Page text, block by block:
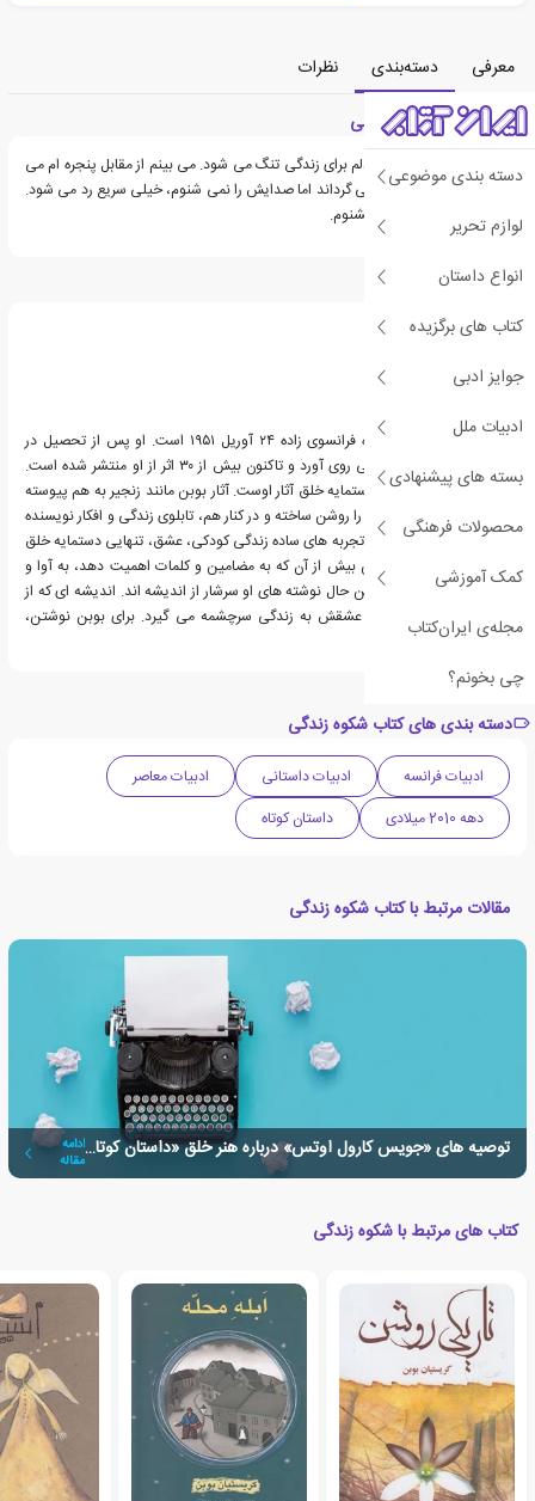
دسته بندی موضوعی
لوازم تحریر
انواع داستان
کتاب های برگزیده
جوایز ادبی
ادبیات ملل
بسته های پیشنهادی
محصولات فرهنگی
کمک آموزشی
مجله‌ی ایران‌کتاب
چی بخونم؟
معرفی دسته‌بندی
نظرات
معرفی کتاب شکوه زندگی
مانی که زندگی می کنم، دلم برای زندگی تنگ می شود. می بینم از مقابل پنجره ام می
گذرد، سرش را به سمتم می گرداند اما صدایش را نمی شنوم، خیلی سریع رد می شود.
می نویسم تا صدایش را بشنوم.
درباره کریستین بوبن
کریستیان بوبن، نویسنده فرانسوی زاده ۲۴ آوریل ۱۹۵۱ است. او پس از تحصیل در
رشته فلسفه به نویسندگی روی آورد و تاکنون بیش از ۳۰ اثر از او منتشر شده است.
کودکی، عشق و تنهایی دستمایه خلق آثار اوست. آثار بوبن مانند زنجیر به هم پیوسته
اند، هر یک تصویر دیگری را روشن ساخته و در کنار هم، تابلوی زندگی و افکار نویسنده
را شکل می دهند. برای او تجربه های ساده زندگی کودکی، عشق، تنهایی دستمایه خلق
آثاری عاشقانه است. بوبن بیش از آن که به مضامین و کلمات اهمیت دهد، به آوا و
لحن کلام می پردازد؛ با این حال نوشته های او سرشار از اندیشه اند. اندیشه ای که از
زندگی عاشقانه اش و از عشقش به زندگی سرچشمه می گیرد. برای بوبن نوشتن،
سراییدن آواهاست.
دسته بندی های کتاب شکوه زندگی
ادبیات فرانسه ادبیات داستانی
ادبیات معاصر
دهه 2010 میلادی
داستان کوتاه
مقالات مرتبط با کتاب شکوه زندگی
توصیه های «جویس کارول اوتس» درباره هنر خلق «داستان کوتاه»ادامه
مقاله
کتاب های مرتبط با شکوه زندگی